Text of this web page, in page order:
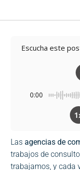
Escucha este
0:00
Lasagencias de
trabajos de
trabajamos, y cada